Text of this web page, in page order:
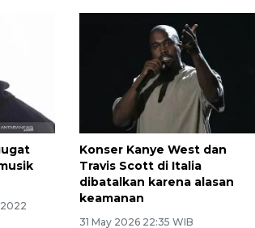
Konser Kanye West dan
Travis Scott di Italia
dibatalkan karena alasan
keamanan
31 May 2026 22:35 WIB